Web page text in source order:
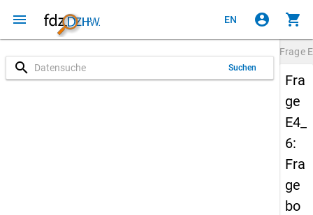
menu EN account_circle shopping_cart
search Suchen
Frage
Fra
ge
E4_
6:
Fra
ge
bo